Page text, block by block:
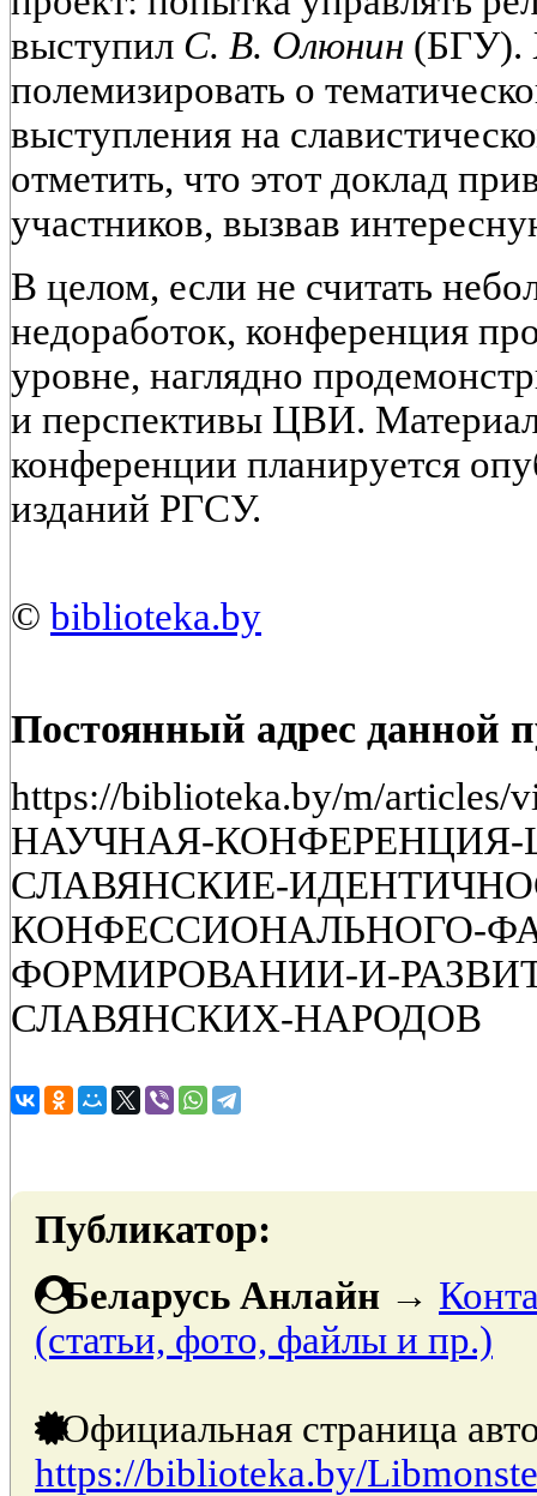
выступил С. В. Олюнин (БГУ).
полемизировать о
выступления на
отметить, что этот доклад
участников, вызвав
В целом, если не считать
недоработок, конференция
уровне, наглядно
и перспективы ЦВИ.
конференции планируется
изданий РГСУ.
© biblioteka.by
Постоянный адрес данной
https://biblioteka.by/m/
НАУЧНАЯ-КОНФЕРЕНЦИЯ-
СЛАВЯНСКИЕ-
КОНФЕССИОНАЛЬНОГО-
ФОРМИРОВАНИИ-И-
СЛАВЯНСКИХ-НАРОДОВ
Публикатор:
Беларусь Анлайн →
(статьи, фото, файлы и пр.)
Официальная страница
https://biblioteka.by/